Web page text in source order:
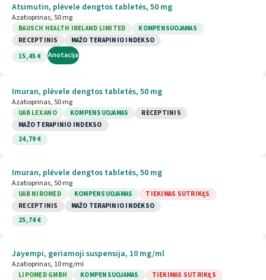
Atsimutin, plėvele dengtos tabletės, 50 mg
Azatioprinas, 50 mg
BAUSCH HEALTH IRELAND LIMITED
KOMPENSUOJAMAS
RECEPTINIS
MAŽO TERAPINIO INDEKSO
15,45 €
Anotacija
Imuran, plėvele dengtos tabletės, 50 mg
Azatioprinas, 50 mg
UAB LEX ANO KOMPENSUOJAMAS
RECEPTINIS
MAŽO TERAPINIO INDEKSO
24,79 €
Imuran, plėvele dengtos tabletės, 50 mg
Azatioprinas, 50 mg
UAB NIROMED KOMPENSUOJAMAS
TIEKIMAS SUTRIKĘS
RECEPTINIS
MAŽO TERAPINIO INDEKSO
25,74 €
Jayempi, geriamoji suspensija, 10 mg/ml
Azatioprinas, 10 mg/ml
LIPOMED GMBH KOMPENSUOJAMAS
TIEKIMAS SUTRIKĘS